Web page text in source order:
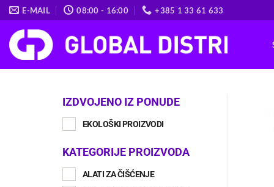
Skip
to
content
E-MAIL 08:00 - 16:00 +385 1 33 61 633
IZDVOJENO IZ PONUDE
EKOLOŠKI PROIZVODI
KATEGORIJE PROIZVODA
ALATI ZA ČIŠĆENJE